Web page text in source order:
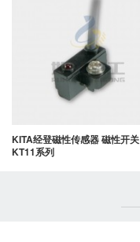
KITA经登磁性传感器 磁性开关
KT11系列